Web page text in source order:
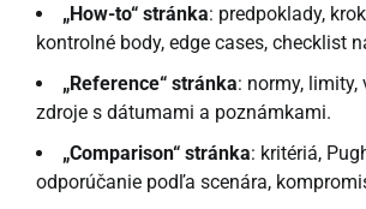
„How-to“ stránka: predpoklady,
kontrolné body, edge cases, checklist
„Reference“ stránka: normy, limity,
zdroje s dátumami a poznámkami.
„Comparison“ stránka: kritériá,
odporúčanie podľa scenára,